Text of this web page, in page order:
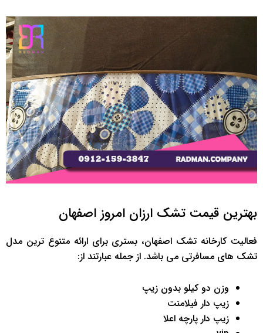
بهترین قیمت تشک ارزان امروز اصفهان
فعالیت کارخانه تشک اصفهان، بستری برای ارائه متنوع ترین مدل
تشک های مسافرتی می باشد. از جمله عبارتند از:
وزن دو کیلو بدون زیپ
زیپ دار فیلامنت
زیپ دار پارچه اعلا